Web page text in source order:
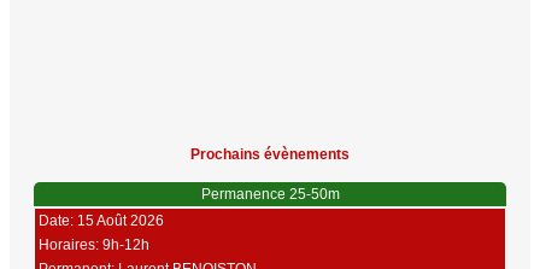
Prochains évènements
Permanence 25-50m
Date: 15 Août 2026
Horaires: 9h-12h